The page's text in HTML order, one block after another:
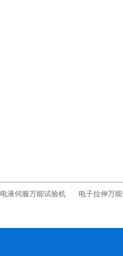
电液伺服万能试验机
电子拉伸万